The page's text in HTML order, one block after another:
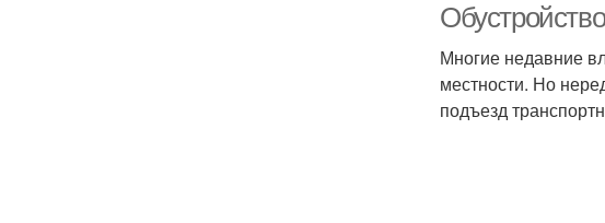
Многие недавние
местности. Но
подъезд